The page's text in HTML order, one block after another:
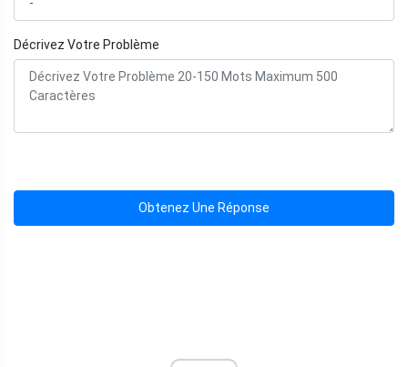
Décrivez Votre Problème
Obtenez Une Réponse